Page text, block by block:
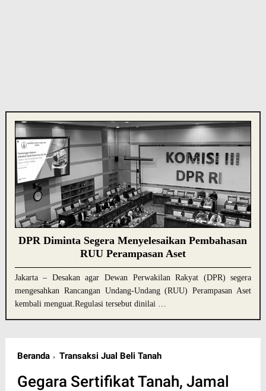
DPR Diminta Segera Menyelesaikan Pembahasan
RUU Perampasan Aset
Jakarta – Desakan agar Dewan Perwakilan Rakyat (DPR) segera
mengesahkan Rancangan Undang-Undang (RUU) Perampasan Aset
kembali menguat.Regulasi tersebut dinilai …
Beranda Transaksi Jual Beli Tanah
Gegara Sertifikat Tanah, Jamal